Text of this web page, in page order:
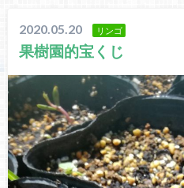
2020.05.20 リンゴ
果樹園的宝くじ